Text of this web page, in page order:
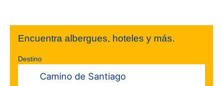
Encuentra albergues, hoteles y más.
Destino